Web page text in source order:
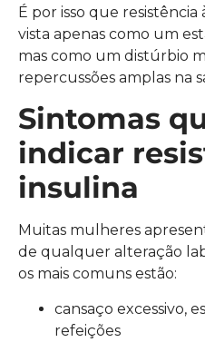
É por isso que
vista apenas como um
mas como um distúrbio
repercussões amplas na
Sintomas
indicar
insulina
Muitas mulheres
de qualquer alteração
os mais comuns estão:
cansaço excessivo,
refeições